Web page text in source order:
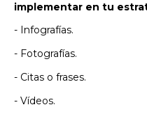
implementar en tu
- Infografías.
- Fotografías.
- Citas o frases.
- Vídeos.